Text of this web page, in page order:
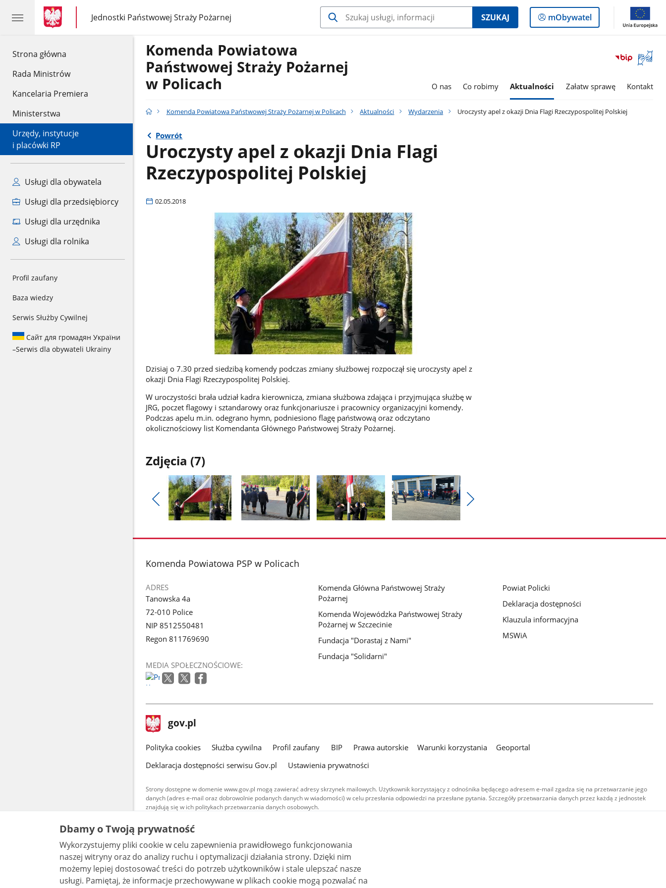
Strona główna
Rada Ministrów
Kancelaria Premiera
Ministerstwa
Urzędy, instytucje
i placówki RP
Usługi dla obywatela
Usługi dla przedsiębiorcy
Usługi dla urzędnika
Usługi dla rolnika
Profil zaufany
Baza wiedzy
Serwis Służby Cywilnej
Сайт для громадян України
–Serwis dla obywateli Ukrainy
gov.pl
gov.pl
Jednostki Państwowej Straży Pożarnej
gov.pl
Jednostki
Państwowej
SZUKAJ
Logowanie
do
mObywatel
Otwórz
okno
Komenda Powiatowa
Państwowej Straży Pożarnej
w Policach
O nas Co robimy Aktualności Załatw sprawę Kontakt
Komenda Powiatowa Państwowej Straży Pożarnej w Policach Aktualności Wydarzenia Uroczysty apel z okazji Dnia Flagi Rzeczypospolitej Polskiej
Powrót
Uroczysty apel z okazji Dnia Flagi
Rzeczypospolitej Polskiej
02.05.2018
Dzisiaj o 7.30 przed siedzibą komendy podczas zmiany służbowej rozpoczął się uroczysty apel z
okazji Dnia Flagi Rzeczypospolitej Polskiej.
W uroczystości brała udział kadra kierownicza, zmiana służbowa zdająca i przyjmująca służbę w
JRG, poczet flagowy i sztandarowy oraz funkcjonariusze i pracownicy organizacyjni komendy.
Podczas apelu m.in. odegrano hymn, podniesiono flagę państwową oraz odczytano
okolicznościowy list Komendanta Głównego Państwowej Straży Pożarnej.
Zdjęcia (7)
Pokaż
poprzednie
zdjęcie
galerii.
zdjęcie
galerii.
zdjęcie
zdjęcie
stopka
Komenda Powiatowa PSP w Policach
ADRES
Tanowska 4a
72-010 Police
NIP 8512550481
Regon 811769690
MEDIA SPOŁECZNOŚCIOWE:
Komenda Główna Państwowej Straży
Pożarnej
Komenda Wojewódzka Państwowej Straży
Pożarnej w Szczecinie
Fundacja "Dorastaj z Nami"
Fundacja "Solidarni"
Powiat Policki
Deklaracja dostępności
Klauzula informacyjna
MSWiA
stopka
gov.pl Strona
gov.pl
gov.pl
Polityka cookies Służba cywilna Profil zaufany BIP Prawa autorskie Warunki korzystania
Geoportal
Deklaracja dostępności serwisu Gov.pl
Ustawienia prywatności
Strony dostępne w domenie www.gov.pl mogą zawierać adresy skrzynek mailowych. Użytkownik korzystający z odnośnika będącego adresem e-mail zgadza się na przetwarzanie jego
danych (adres e-mail oraz dobrowolnie podanych danych w wiadomości) w celu przesłania odpowiedzi na przesłane pytania. Szczegóły przetwarzania danych przez każdą z jednostek
znajdują się w ich politykach przetwarzania danych osobowych.
Treści tekstowe publikowane w serwisie (z wyłączeniem treści audiowizualnych), są
udostępniane na licencji typu Creative Commons: uznanie autorstwa - na tych samych
warunkach 4.0 (CC BY-SA 4.0). Materiały audiowizualne, w tym zdjęcia, materiały audio i wideo,
są udostępniane na licencji typu Creative Commons: uznanie autorstwa użycie niekomercyjne -
bez utworów zależnych 4.0 (CC BY-NC-ND 4.0), o ile nie jest to stwierdzone inaczej.
Dbamy o Twoją prywatność
Wykorzystujemy pliki cookie w celu zapewnienia prawidłowego funkcjonowania
naszej witryny oraz do analizy ruchu i optymalizacji działania strony. Dzięki nim
możemy lepiej dostosować treści do potrzeb użytkowników i stale ulepszać nasze
usługi. Pamiętaj, że informacje przechowywane w plikach cookie mogą pozwalać na